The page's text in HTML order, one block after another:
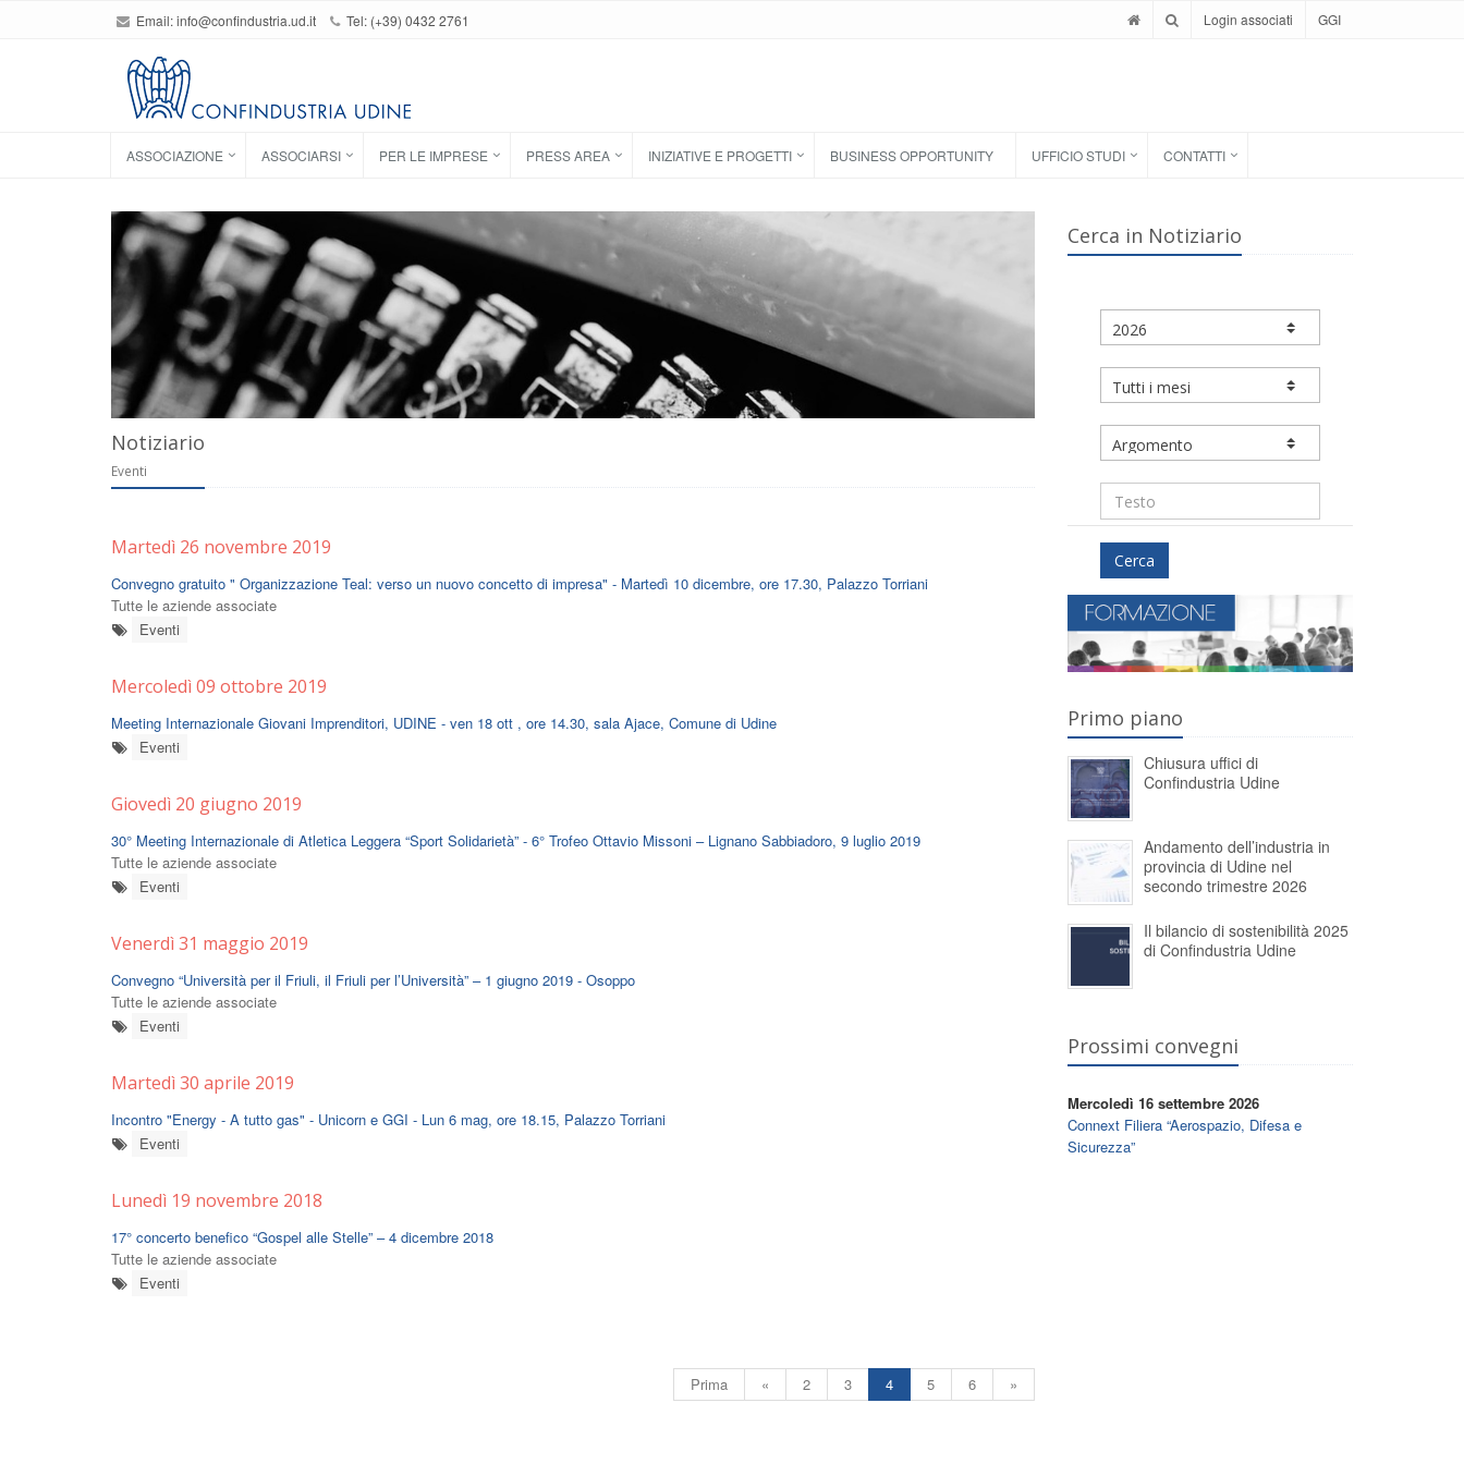
Email:info@confindustria.ud.it Tel: (+39) 0432 2761 Login associati GGI
ASSOCIAZIONE ASSOCIARSI PER LE IMPRESE PRESS AREA INIZIATIVE E PROGETTI BUSINESS OPPORTUNITY UFFICIO STUDI CONTATTI
Notiziario
Eventi
Martedì 26 novembre 2019
Convegno gratuito " Organizzazione Teal: verso un nuovo concetto di impresa" - Martedì 10 dicembre, ore 17.30, Palazzo Torriani
Tutte le aziende associate
Eventi
Mercoledì 09 ottobre 2019
Meeting Internazionale Giovani Imprenditori, UDINE - ven 18 ott , ore 14.30, sala Ajace, Comune di Udine
Eventi
Giovedì 20 giugno 2019
30° Meeting Internazionale di Atletica Leggera “Sport Solidarietà” - 6° Trofeo Ottavio Missoni – Lignano Sabbiadoro, 9 luglio 2019
Tutte le aziende associate
Eventi
Venerdì 31 maggio 2019
Convegno “Università per il Friuli, il Friuli per l’Università” – 1 giugno 2019 - Osoppo
Tutte le aziende associate
Eventi
Martedì 30 aprile 2019
Incontro "Energy - A tutto gas" - Unicorn e GGI - Lun 6 mag, ore 18.15, Palazzo Torriani
Eventi
Lunedì 19 novembre 2018
17° concerto benefico “Gospel alle Stelle” – 4 dicembre 2018
Tutte le aziende associate
Eventi
Prima « 2 3 4 5 6 »
Cerca in Notiziario
Cerca
Primo piano
Chiusura uffici di
Confindustria Udine
Andamento dell’industria in
provincia di Udine nel
secondo trimestre 2026
Il bilancio di sostenibilità 2025
di Confindustria Udine
Prossimi convegni
Mercoledì 16 settembre 2026
Connext Filiera “Aerospazio, Difesa e
Sicurezza”